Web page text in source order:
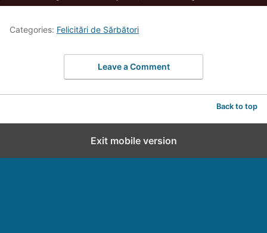
Categories: Felicitări de Sărbători
Leave a Comment
Back to top
Exit mobile version